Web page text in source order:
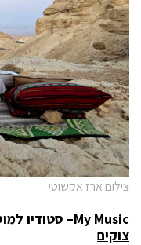
צילום ארז אקשוטי
My Music– סטודיו
צוקים